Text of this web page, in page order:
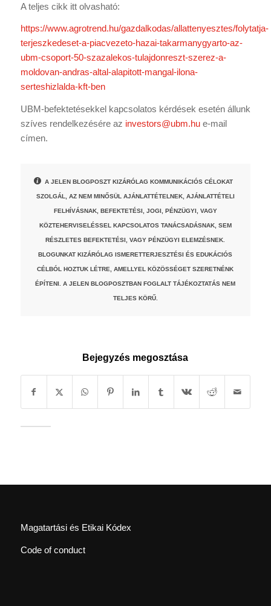
A teljes cikk itt olvasható:
https://www.agrotrend.hu/gazdalkodas/allattenyesztes/folytatja-
terjeszkedeset-a-piacvezeto-hazai-takarmanygyarto-az-
ubm-csoport-50-szazalekos-tulajdonreszt-szerez-a-
moldovan-andras-altal-alapitott-mangal-ilona-
serteshizlalda-kft-ben
UBM-befektetésekkel kapcsolatos kérdések esetén állunk
szíves rendelkezésére az investors@ubm.hue-mail
címen.
A JELEN BLOGPOSZT KIZÁRÓLAG KOMMUNIKÁCIÓS CÉLOKAT
SZOLGÁL, AZ NEM MINŐSÜL AJÁNLATTÉTELNEK, AJÁNLATTÉTELI
FELHÍVÁSNAK, BEFEKTETÉSI, JOGI, PÉNZÜGYI, VAGY
KÖZTEHERVISELÉSSEL KAPCSOLATOS TANÁCSADÁSNAK, SEM
RÉSZLETES BEFEKTETÉSI, VAGY PÉNZÜGYI ELEMZÉSNEK.
BLOGUNKAT KIZÁRÓLAG ISMERETTERJESZTÉSI ÉS EDUKÁCIÓS
CÉLBÓL HOZTUK LÉTRE, AMELLYEL KÖZÖSSÉGET SZERETNÉNK
ÉPÍTENI. A JELEN BLOGPOSZTBAN FOGLALT TÁJÉKOZTATÁS NEM
TELJES KÖRŰ.
Bejegyzés megosztása
Magatartási és Etikai Kódex
Code of conduct